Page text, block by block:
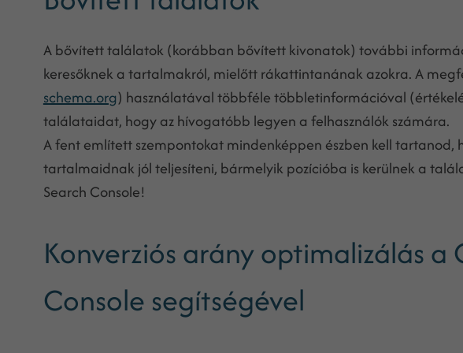
A bővített találatok (korábban bővített kivonatok) további
keresőknek a tartalmakról, mielőtt rákattintanának azokra. A
schema.org) használatával többféle többletinformációval
találataidat, hogy az hívogatóbb legyen a felhasználók számára.
A fent említett szempontokat mindenképpen észben kell tartanod,
tartalmaidnak jól teljesíteni, bármelyik pozícióba is kerülnek a
Search Console!
Konverziós arány optimalizálás a
Console segítségével